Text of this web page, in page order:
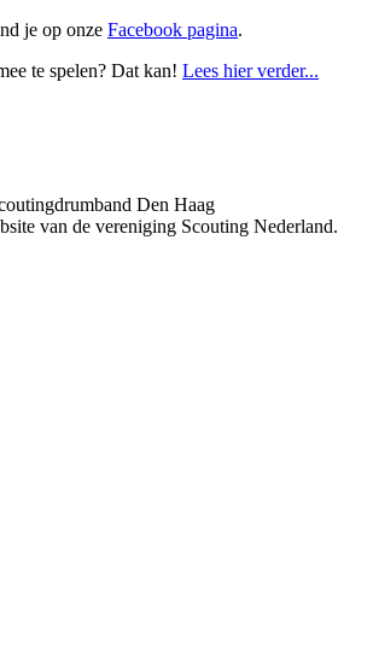
je op onze Facebook pagina.
te spelen? Dat kan! Lees hier verder...
Den Haag
van de vereniging Scouting Nederland.